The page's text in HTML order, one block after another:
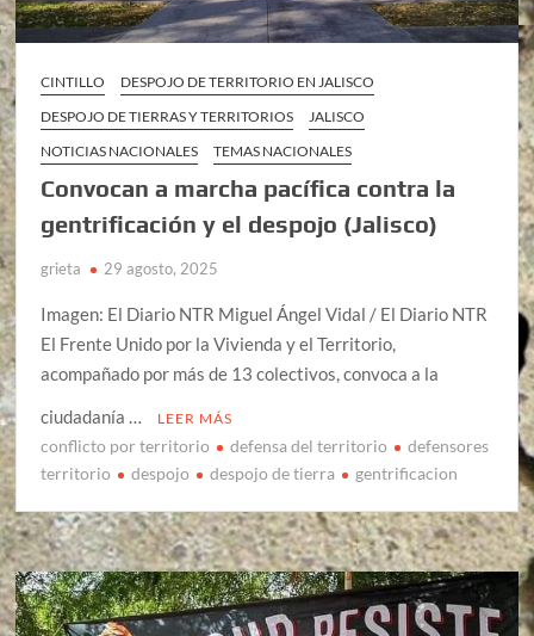
CINTILLO
DESPOJO DE TERRITORIO EN JALISCO
DESPOJO DE TIERRAS Y TERRITORIOS
JALISCO
NOTICIAS NACIONALES
TEMAS NACIONALES
Convocan a marcha pacífica contra la
gentrificación y el despojo (Jalisco)
grieta 29 agosto, 2025
Imagen: El Diario NTR Miguel Ángel Vidal / El Diario NTR
El Frente Unido por la Vivienda y el Territorio,
acompañado por más de 13 colectivos, convoca a la
ciudadanía …
LEER MÁS
conflicto por territorio defensa del territorio
defensores
territorio
despojo despojo de tierra gentrificacion